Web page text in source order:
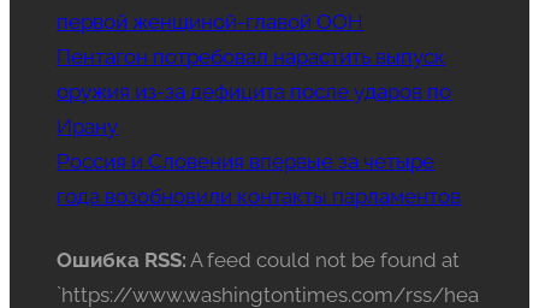
первой женщиной-главой ООН
Пентагон потребовал нарастить выпуск
оружия из-за дефицита после ударов по
Ирану
Россия и Словения впервые за четыре
года возобновили контакты парламентов
Ошибка RSS: A feed could not be found at
`https://www.washingtontimes.com/rss/hea